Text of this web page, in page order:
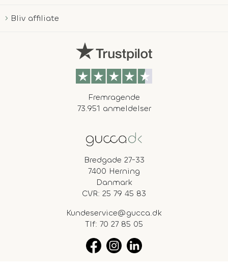
Bliv affiliate
Fremragende
73.951 anmeldelser
Bredgade 27-33
7400 Herning
Danmark
CVR: 25 79 45 83
Kundeservice@gucca.dk
Tlf: 70 27 85 05